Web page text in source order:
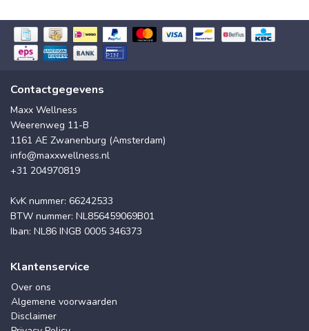
Contactgegevens
Maxx Wellness
Weerenweg 11-B
1161 AE Zwanenburg (Amsterdam)
info@maxxwellness.nl
+31 204970819
KvK nummer: 66242533
BTW nummer: NL856459069B01
Iban: NL86 INGB 0005 346373
Klantenservice
Over ons
Algemene voorwaarden
Disclaimer